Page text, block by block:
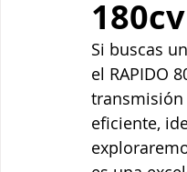
Si buscas
el RAPIDO
transmisión
eficiente,